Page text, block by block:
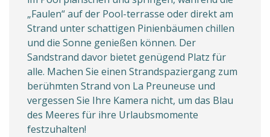
„Faulen“ auf der Pool-terrasse oder direkt am
Strand unter schattigen Pinienbäumen chillen
und die Sonne genießen können. Der
Sandstrand davor bietet genügend Platz für
alle. Machen Sie einen Strandspaziergang zum
berühmten Strand von La Preuneuse und
vergessen Sie Ihre Kamera nicht, um das Blau
des Meeres für ihre Urlaubsmomente
festzuhalten!